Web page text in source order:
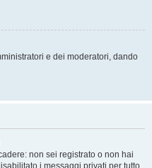
e dei moderatori, dando
non sei registrato o non hai
i messaggi privati per tutto